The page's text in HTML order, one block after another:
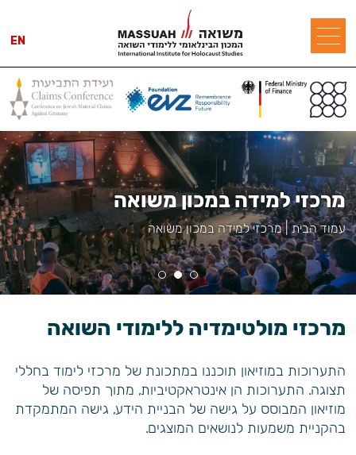
EN
מרכזי למידה במכון משואה
עמוד הבית|מרכזי למידה במכון משואה
מרכזי מולטימדיה ללימודי השואה
התערוכות במוזיאון תוכננו במתכונת של מרכזי לימוד בחללי
תצוגה. התערוכות הן אינטראקטיביות, מתוך תפיסה של
מוזיאון המבוסס על גישה של הבניית הידע, גישה המתמקדת
בהקניית משמעות לנושאים המוצגים.